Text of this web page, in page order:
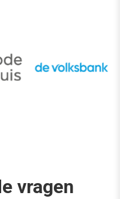
vragen